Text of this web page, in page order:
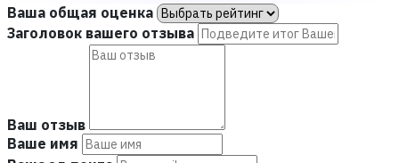
Ваша общая оценка
Заголовок вашего отзыва
Ваш отзыв
Ваше имя